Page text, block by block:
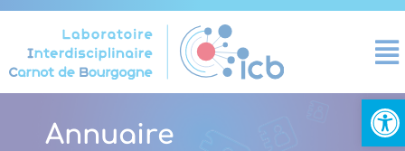
Ouvrir
Annuaire
Panneau de gestion des cookies